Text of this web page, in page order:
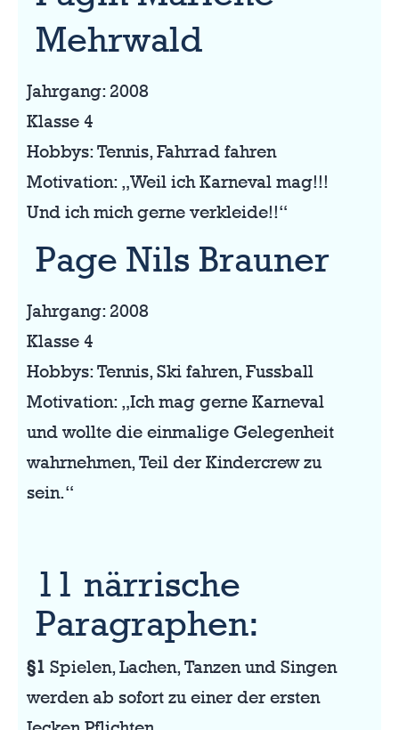
Mehrwald
Jahrgang: 2008
Klasse 4
Hobbys: Tennis, Fahrrad fahren
Motivation: „Weil ich Karneval mag!!!
Und ich mich gerne verkleide!!“
Page Nils Brauner
Jahrgang: 2008
Klasse 4
Hobbys: Tennis, Ski fahren, Fussball
Motivation: „Ich mag gerne Karneval
und wollte die einmalige Gelegenheit
wahrnehmen, Teil der Kindercrew zu
sein.“
11 närrische
Paragraphen:
§1 Spielen, Lachen, Tanzen und Singen
werden ab sofort zu einer der ersten